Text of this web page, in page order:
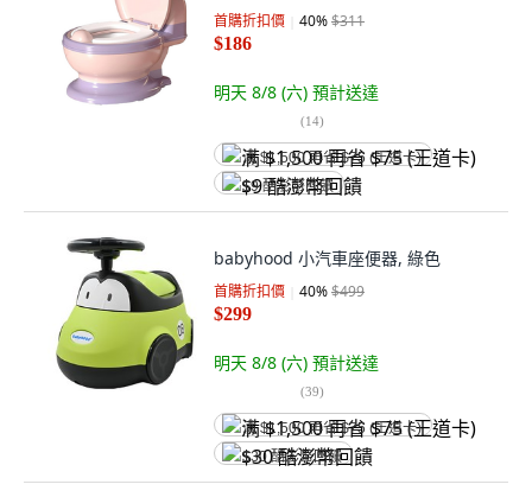
首購折扣價 40%$311
$186
明天 8/8 (六) 預計送達
(14)
满 $1,500 再省 $75 (王道卡)
$9 酷澎幣回饋
babyhood 小汽車座便器, 綠色
首購折扣價 40%$499
$299
明天 8/8 (六) 預計送達
(39)
满 $1,500 再省 $75 (王道卡)
$30 酷澎幣回饋